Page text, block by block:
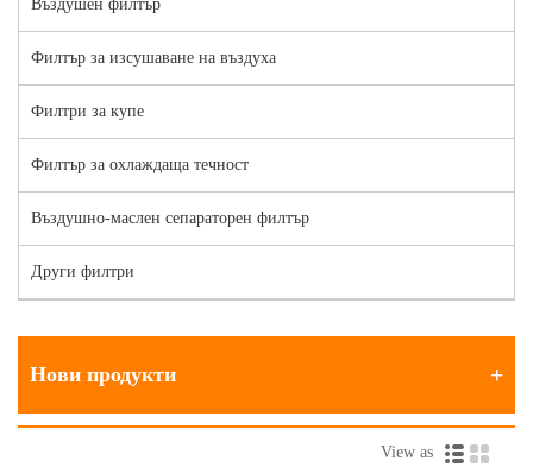
Въздушен филтър
Филтър за изсушаване на въздуха
Филтри за купе
Филтър за охлаждаща течност
Въздушно-маслен сепараторен филтър
Други филтри
Нови продукти
View as